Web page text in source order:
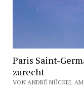
Paris Saint-
zurecht
VON ANDRÉ NÜCKEL